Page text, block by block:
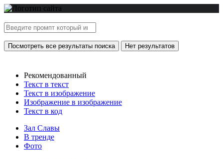
Посмотреть все результаты поиска Нет результатов
Рекомендованный
Текст в текст
Текст в изображение
Изображение в изображение
Текст в код
Зал Славы
В тренде
Фото